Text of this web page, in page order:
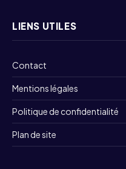
LIENS UTILES
Contact
Mentions légales
Politique de confidentialité
Plan de site